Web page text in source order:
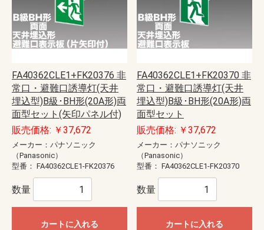
FA40362CLE1+FK20376 非
常口・避難口誘導灯(天井
埋込型)B級･BH形(20A形)両
面型セット(矢印パネル付)
販売価格: ￥37,672
メーカー：パナソニック
（Panasonic）
型番： FA40362CLE1-FK20376
数量
カートに入れる
FA40362CLE1+FK20370 非
常口・避難口誘導灯(天井
埋込型)B級･BH形(20A形)両
面型セット
販売価格: ￥37,672
メーカー：パナソニック
（Panasonic）
型番： FA40362CLE1-FK20370
数量
カートに入れる